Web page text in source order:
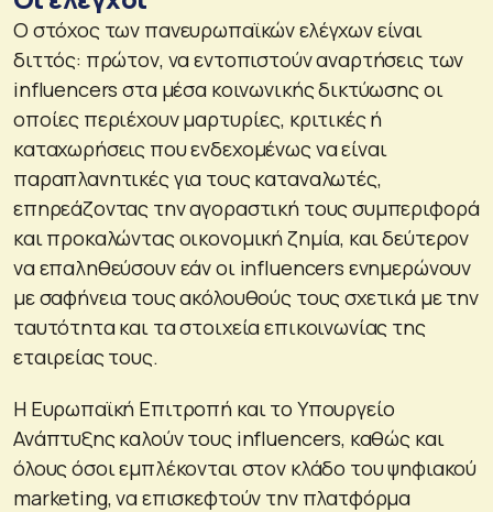
Ο στόχος των πανευρωπαϊκών ελέγχων είναι
διττός: πρώτον, να εντοπιστούν αναρτήσεις των
influencers στα μέσα κοινωνικής δικτύωσης οι
οποίες περιέχουν μαρτυρίες, κριτικές ή
καταχωρήσεις που ενδεχομένως να είναι
παραπλανητικές για τους καταναλωτές,
επηρεάζοντας την αγοραστική τους συμπεριφορά
και προκαλώντας οικονομική ζημία, και δεύτερον
να επαληθεύσουν εάν οι influencers ενημερώνουν
με σαφήνεια τους ακόλουθούς τους σχετικά με την
ταυτότητα και τα στοιχεία επικοινωνίας της
εταιρείας τους.
Η Ευρωπαϊκή Επιτροπή και το Υπουργείο
Ανάπτυξης καλούν τους influencers, καθώς και
όλους όσοι εμπλέκονται στον κλάδο του ψηφιακού
marketing, να επισκεφτούν την πλατφόρμα